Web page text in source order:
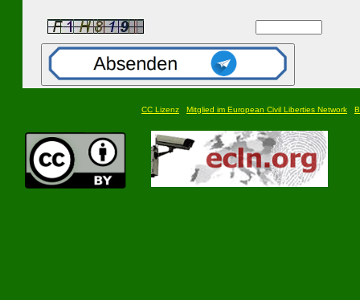
CC Lizenz Mitglied im European Civil Liberties Network